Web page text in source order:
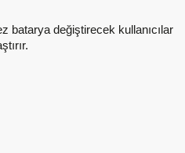
batarya değiştirecek kullanıcılar